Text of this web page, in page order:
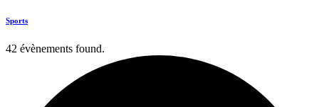
Sports
42 évènements found.